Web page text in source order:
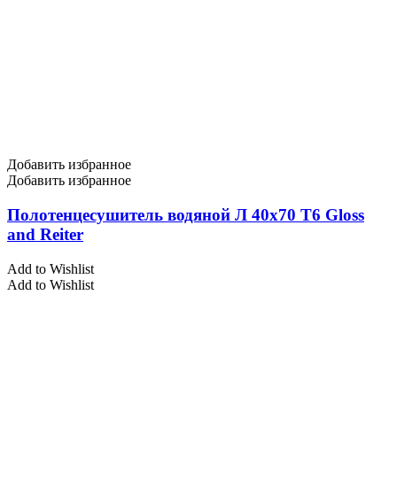
Добавить избранное
Добавить избранное
Полотенцесушитель водяной Л 40х70 Т6 Gloss
and Reiter
Add to Wishlist
Add to Wishlist